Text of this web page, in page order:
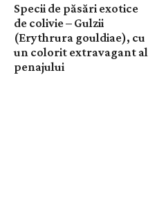
Specii de păsări exotice
de colivie – Gulzii
(Erythrura gouldiae), cu
un colorit extravagant al
penajului